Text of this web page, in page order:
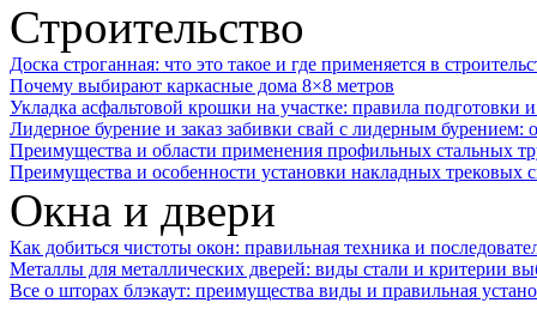
Строительство
Доска строганная: что это такое и где применяется в
Почему выбирают каркасные дома 8×8 метров
Укладка асфальтовой крошки на участке: правила подготовки
Лидерное бурение и заказ забивки свай с лидерным бурением:
Преимущества и области применения профильных стальных
Преимущества и особенности установки накладных трековых
Окна и двери
Как добиться чистоты окон: правильная техника и
Металлы для металлических дверей: виды стали и критерии
Все о шторах блэкаут: преимущества виды и правильная